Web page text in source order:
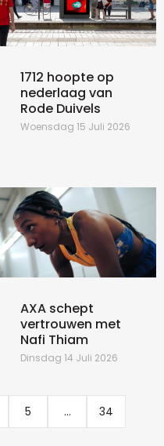
1712 hoopte op
nederlaag van
Rode Duivels
Woensdag 15 Juli 2026
AXA schept
vertrouwen met
Nafi Thiam
Dinsdag 14 Juli 2026
5 ... 34